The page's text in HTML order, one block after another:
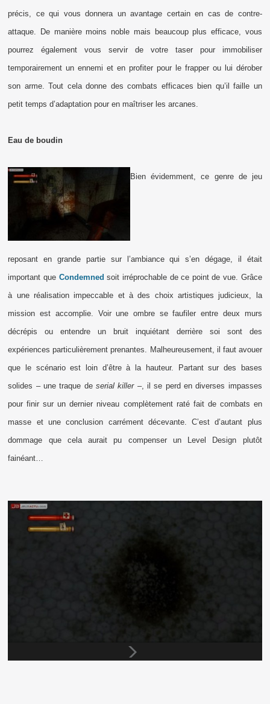
précis, ce qui vous donnera un avantage certain en cas de contre-
attaque. De manière moins noble mais beaucoup plus efficace, vous
pourrez également vous servir de votre taser pour immobiliser
temporairement un ennemi et en profiter pour le frapper ou lui dérober
son arme. Tout cela donne des combats efficaces bien qu’il faille un
petit temps d’adaptation pour en maîtriser les arcanes.
Eau de boudin
Bien évidemment, ce genre de jeu
reposant en grande partie sur l’ambiance qui s’en dégage, il était
important que Condemned soit irréprochable de ce point de vue. Grâce
à une réalisation impeccable et à des choix artistiques judicieux, la
mission est accomplie. Voir une ombre se faufiler entre deux murs
décrépis ou entendre un bruit inquiétant derrière soi sont des
expériences particulièrement prenantes. Malheureusement, il faut avouer
que le scénario est loin d’être à la hauteur. Partant sur des bases
solides – une traque deserial killer–, il se perd en diverses impasses
pour finir sur un dernier niveau complètement raté fait de combats en
masse et une conclusion carrément décevante. C’est d’autant plus
dommage que cela aurait pu compenser un Level Design plutôt
fainéant…